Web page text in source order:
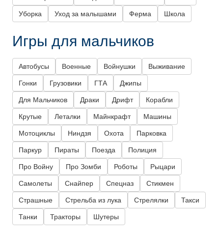
Уборка Уход за малышами Ферма Школа
Игры для мальчиков
Автобусы Военные Войнушки Выживание
Гонки Грузовики ГТА Джипы
Для Мальчиков Драки Дрифт Корабли
Крутые Леталки Майнкрафт Машины
Мотоциклы Ниндзя Охота Парковка
Паркур Пираты Поезда Полиция
Про Войну Про Зомби Роботы Рыцари
Самолеты Снайпер Спецназ Стикмен
Страшные Стрельба из лука Стрелялки Такси
Танки Тракторы Шутеры